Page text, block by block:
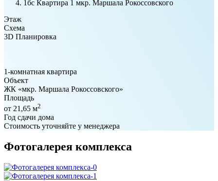
1бс Квартира 1 мкр. Маршала Рокоссовского
Этаж
Схема
3D Планировка
1-комнатная квартира
Объект
ЖК «мкр. Маршала Рокоссовского»
Площадь
от 21,65 м2
Год сдачи дома
Стоимость уточняйте у менеджера
Фотогалерея комплекса